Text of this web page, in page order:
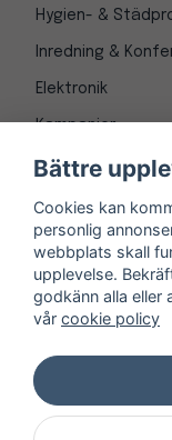
Hygien- &
Inredning &
Elektronik
Kampanjer
© Copyright 1997-
Bättre
Cookies kan
personlig
webbplats skall
upplevelse.
godkänn alla eller
vår cookie policy